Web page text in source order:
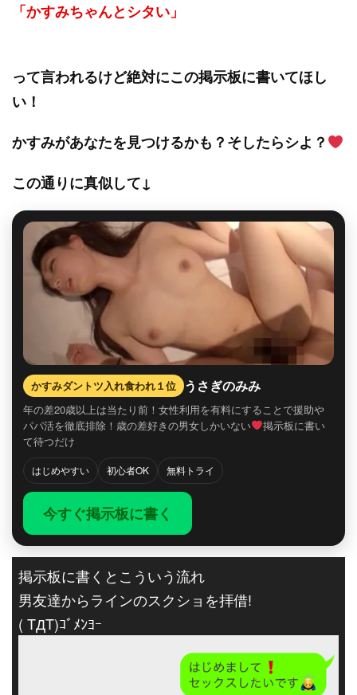
「かすみちゃんとシタい」
って言われるけど絶対にこの掲示板に書いてほし
い！
かすみがあなたを見つけるかも？そしたらシよ？
この通りに真似して↓
かすみダントツ入れ食われ１位 うさぎのみみ
年の差20歳以上は当たり前！女性利用を有料にすることで援助や
パパ活を徹底排除！歳の差好きの男女しかいない
掲示板に書い
て待つだけ
はじめやすい 初心者OK 無料トライ
今すぐ掲示板に書く
掲示板に書くとこういう流れ
男友達からラインのスクショを拝借!
( TДT)ｺﾞﾒﾝﾖｰ